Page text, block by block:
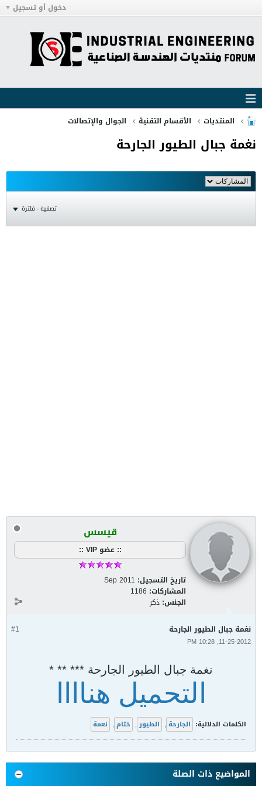
دخول أو تسجيل
المنتديات الأقسام التقنية الجوال والإتصالات
نغمة جبال الطيور الجارحة
تصفية - فلترة
قيسس
:: عضو VIP ::
تاريخ التسجيل: Sep 2011
المشاركات: 1186
الجنس: ذكر
#1 نغمة جبال الطيور الجارحة
11-25-2012, 10:28 PM
نغمة جبال الطيور الجارحة *** ** *
التحميل هناااا
الكلمات الدلالية: الجارحة , الطيور , ختام , نعمة
المواضيع ذات الصلة